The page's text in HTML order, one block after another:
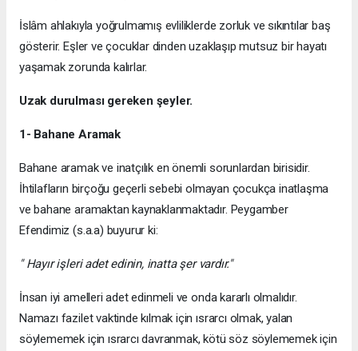
İslâm ahlakıyla yoğrulmamış evliliklerde zorluk ve sıkıntılar baş
gösterir. Eşler ve çocuklar dinden uzaklaşıp mutsuz bir hayatı
yaşamak zorunda kalırlar.
Uzak durulması gereken şeyler.
1- Bahane Aramak
Bahane aramak ve inatçılık en önemli sorunlardan birisidir.
İhtilafların birçoğu geçerli sebebi olmayan çocukça inatlaşma
ve bahane aramaktan kaynaklanmaktadır. Peygamber
Efendimiz (s.a.a) buyurur ki:
" Hayır işleri adet edinin, inatta şer vardır."
İnsan iyi amelleri adet edinmeli ve onda kararlı olmalıdır.
Namazı fazilet vaktinde kılmak için ısrarcı olmak, yalan
söylememek için ısrarcı davranmak, kötü söz söylememek için